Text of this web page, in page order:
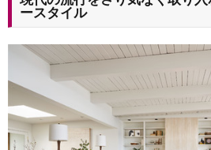
ースタイル